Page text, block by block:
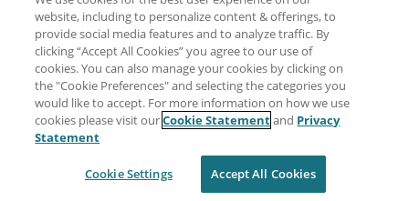
Partager : Courriel
Twitter
Clause de non-responsabilité
Intimité
website, including to personalize content & offerings, to
provide social media features and to analyze traffic. By
clicking “Accept All Cookies” you agree to our use of
cookies. You can also manage your cookies by clicking on
the "Cookie Preferences" and selecting the categories you
would like to accept. For more information on how we use
cookies please visit ourCookie Statementand Privacy
Statement
Cookie Settings Accept All Cookies